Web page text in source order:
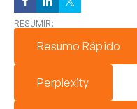
RESUMIR:
Resumo Rápido
Perplexity